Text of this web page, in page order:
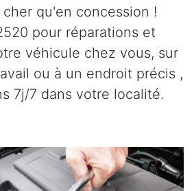
qu'en concession !
pour réparations et
véhicule chez vous, sur
ou à un endroit précis ,
7j/7 dans votre localité.